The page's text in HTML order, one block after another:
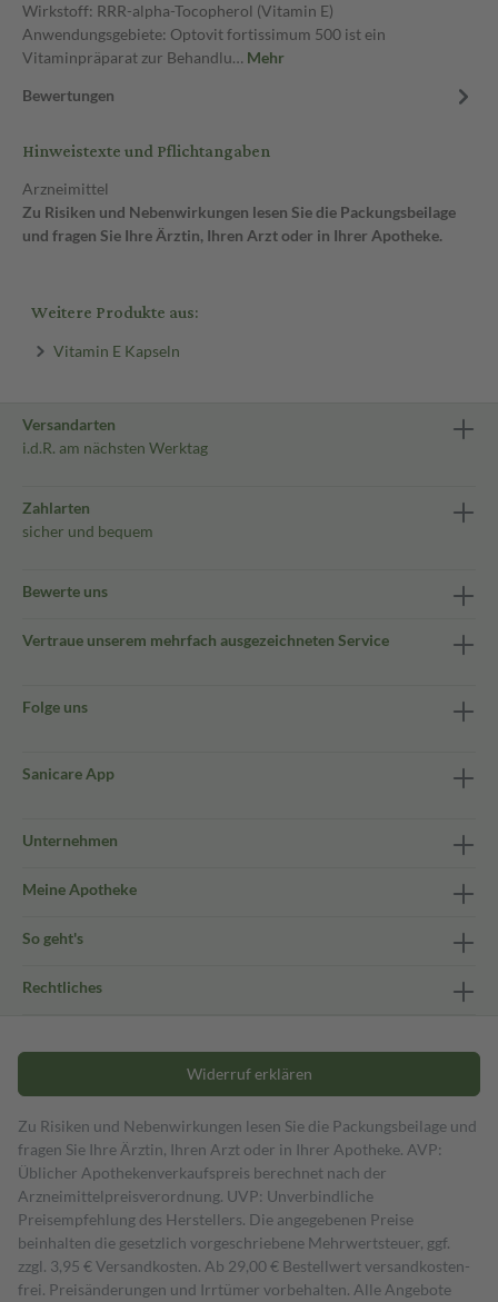
Wirkstoff: RRR-alpha-Tocopherol (Vitamin E)
Anwendungsgebiete: Optovit fortissimum 500 ist ein
Vitaminpräparat zur Behandlu… Mehr
Bewertungen
Hinweistexte und Pflichtangaben
Arzneimittel
Zu Risiken und Nebenwirkungen lesen Sie die Packungsbeilage
und fragen Sie Ihre Ärztin, Ihren Arzt oder in Ihrer Apotheke.
Weitere Produkte aus:
Vitamin E Kapseln
Versandarten
i.d.R. am nächsten Werktag
Zahlarten
sicher und bequem
Bewerte uns
Vertraue unserem mehrfach ausgezeichneten Service
Folge uns
Sanicare App
Unternehmen
Meine Apotheke
So geht's
Rechtliches
Widerruf erklären
Zu Risiken und Nebenwirkungen lesen Sie die Packungsbeilage und
fragen Sie Ihre Ärztin, Ihren Arzt oder in Ihrer Apotheke. AVP:
Üblicher Apothekenverkaufspreis berechnet nach der
Arzneimittelpreisverordnung. UVP: Unverbindliche
Preisempfehlung des Herstellers. Die angegebenen Preise
beinhalten die gesetzlich vorgeschriebene Mehrwertsteuer, ggf.
zzgl. 3,95 € Versandkosten. Ab 29,00 € Bestell­wert versand­kosten­
frei. Preisänderungen und Irrtümer vorbehalten. Alle Angebote